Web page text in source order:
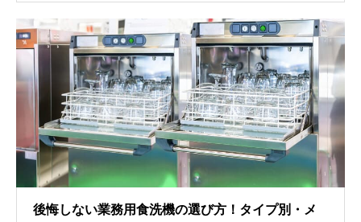
後悔しない業務用食洗機の選び方！タイプ別・メ